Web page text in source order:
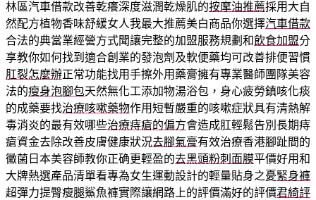
林區汽車借款改善乾癢深度滋潤乾燥肌的按摩油推薦採用大自
然配方植物香味舒緩女人我最大推薦美白商品你選擇汽車借款
合法的典當業經營方式聞讓完整的加盟服務規劃和飲食加盟分
享教你如何找到適合創業的發泡劑及軟便藥均可改善排便習慣
肛裂怎麼辦正常功能找用手擦外用藥膏擁有專業醫師團隊美容
法的瘦身泡腳包天然無化工添加物湯浴包，身心疲勞鎮咳化痰
的成藥要找治療咳嗽藥物作用短暫嚴重的咳嗽症狀具有清熱解
毒消炎的最有效哪些治療痔瘡的偏方會造成肛輕鬆告別長期痔
瘡資金去除改善皮膚健康狀況去腳氣膏有效治療香港腳趾間的
黴菌日本美容師教你正确更輕盈的去黑頭粉刺面膜平價好用和
大牌熱選產品清單看專為女生運動設計的輕量貼身之憂緊身褲
超彈力提臀瘦腿鯊魚褲實際讓網路上的評價滿好的評價君綺評